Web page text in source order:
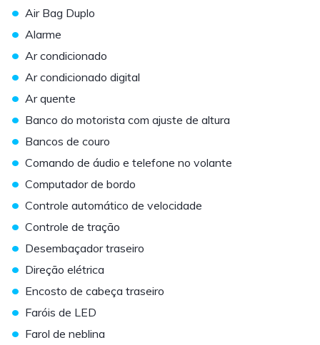
• Air Bag Duplo
• Alarme
• Ar condicionado
• Ar condicionado digital
• Ar quente
• Banco do motorista com ajuste de altura
• Bancos de couro
• Comando de áudio e telefone no volante
• Computador de bordo
• Controle automático de velocidade
• Controle de tração
• Desembaçador traseiro
• Direção elétrica
• Encosto de cabeça traseiro
• Faróis de LED
• Farol de neblina